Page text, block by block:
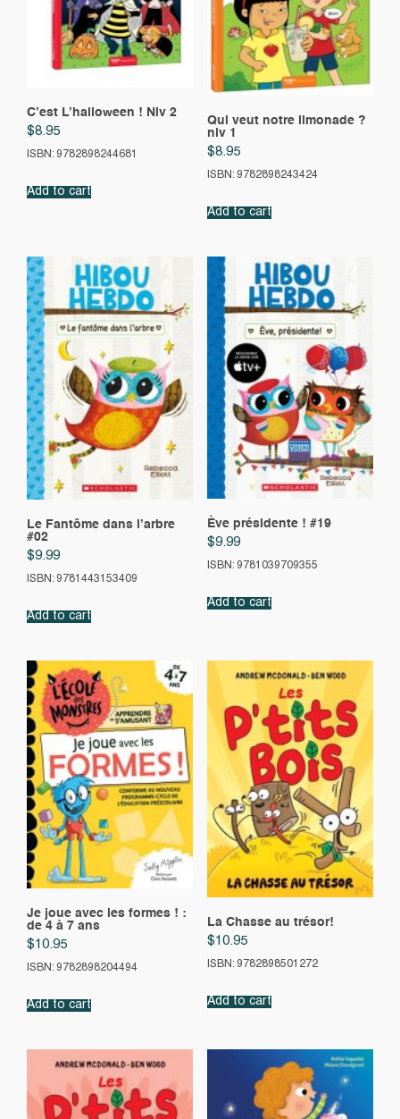
C’est L’halloween ! Niv 2
$8.95
ISBN: 9782898244681
Add to cart
Qui veut notre limonade ?
niv 1
$8.95
ISBN: 9782898243424
Add to cart
Le Fantôme dans l’arbre
#02
$9.99
ISBN: 9781443153409
Add to cart
Ève présidente ! #19
$9.99
ISBN: 9781039709355
Add to cart
Je joue avec les formes ! :
de 4 à 7 ans
$10.95
ISBN: 9782898204494
Add to cart
La Chasse au trésor!
$10.95
ISBN: 9782898501272
Add to cart